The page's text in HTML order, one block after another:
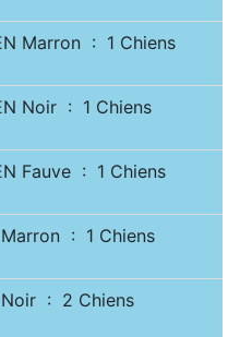
Marron : 1 Chiens
Noir : 1 Chiens
Fauve : 1 Chiens
Marron : 1 Chiens
Noir : 2 Chiens